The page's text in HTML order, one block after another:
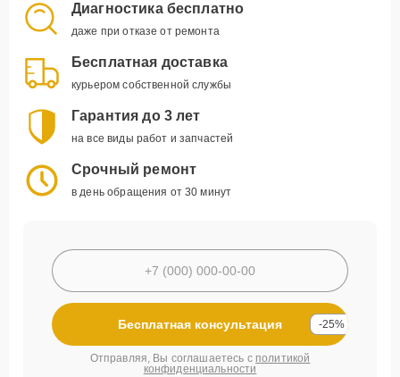
Диагностика бесплатно
даже при отказе от ремонта
Бесплатная доставка
курьером собственной службы
Гарантия до 3 лет
на все виды работ и запчастей
Срочный ремонт
в день обращения от 30 минут
Бесплатная консультация -25%
Отправляя, Вы соглашаетесь с политикой
конфиденциальности